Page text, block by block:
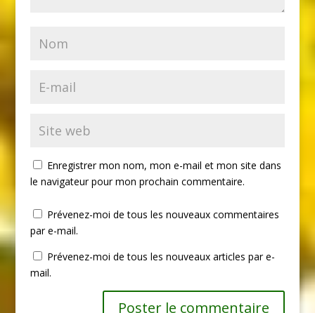
Enregistrer mon nom, mon e-mail et mon site dans
le navigateur pour mon prochain commentaire.
Prévenez-moi de tous les nouveaux commentaires
par e-mail.
Prévenez-moi de tous les nouveaux articles par e-
mail.